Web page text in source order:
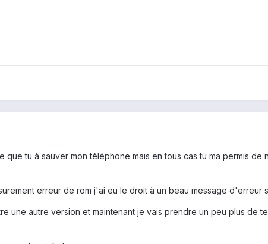
que tu à sauver mon téléphone mais en tous cas tu ma permis
erreur de rom j'ai eu le droit à un beau message d'erreur
une autre version et maintenant je vais prendre un peu plus de